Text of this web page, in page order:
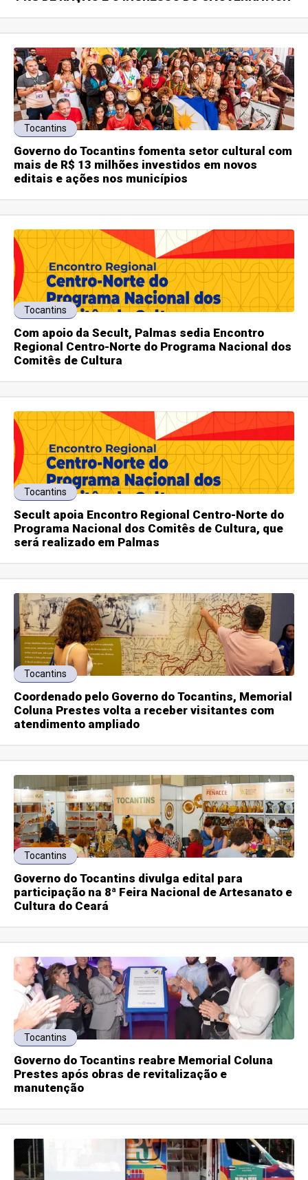
Tocantins
Governo do Tocantins fomenta setor cultural com
mais de R$ 13 milhões investidos em novos
editais e ações nos municípios
Tocantins
Com apoio da Secult, Palmas sedia Encontro
Regional Centro-Norte do Programa Nacional dos
Comitês de Cultura
Tocantins
Secult apoia Encontro Regional Centro-Norte do
Programa Nacional dos Comitês de Cultura, que
será realizado em Palmas
Tocantins
Coordenado pelo Governo do Tocantins, Memorial
Coluna Prestes volta a receber visitantes com
atendimento ampliado
Tocantins
Governo do Tocantins divulga edital para
participação na 8ª Feira Nacional de Artesanato e
Cultura do Ceará
Tocantins
Governo do Tocantins reabre Memorial Coluna
Prestes após obras de revitalização e
manutenção